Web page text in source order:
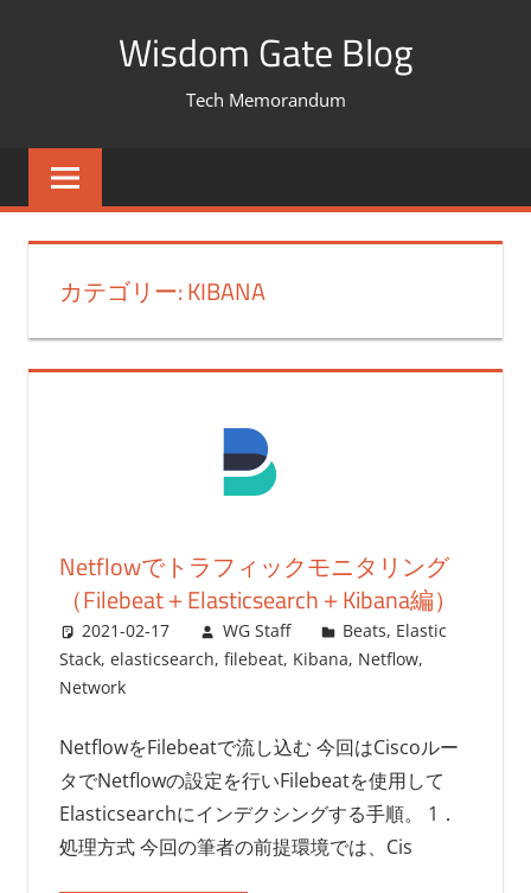
Wisdom Gate Blog
Tech Memorandum
カテゴリー: KIBANA
Netflowでトラフィックモニタリング
（Filebeat＋Elasticsearch＋Kibana編）
2021-02-17 WG Staff Beats, Elastic
Stack, elasticsearch, filebeat, Kibana, Netflow,
Network
NetflowをFilebeatで流し込む 今回はCiscoルー
タでNetflowの設定を行いFilebeatを使用して
Elasticsearchにインデクシングする手順。 1．
処理方式 今回の筆者の前提環境では、Cis